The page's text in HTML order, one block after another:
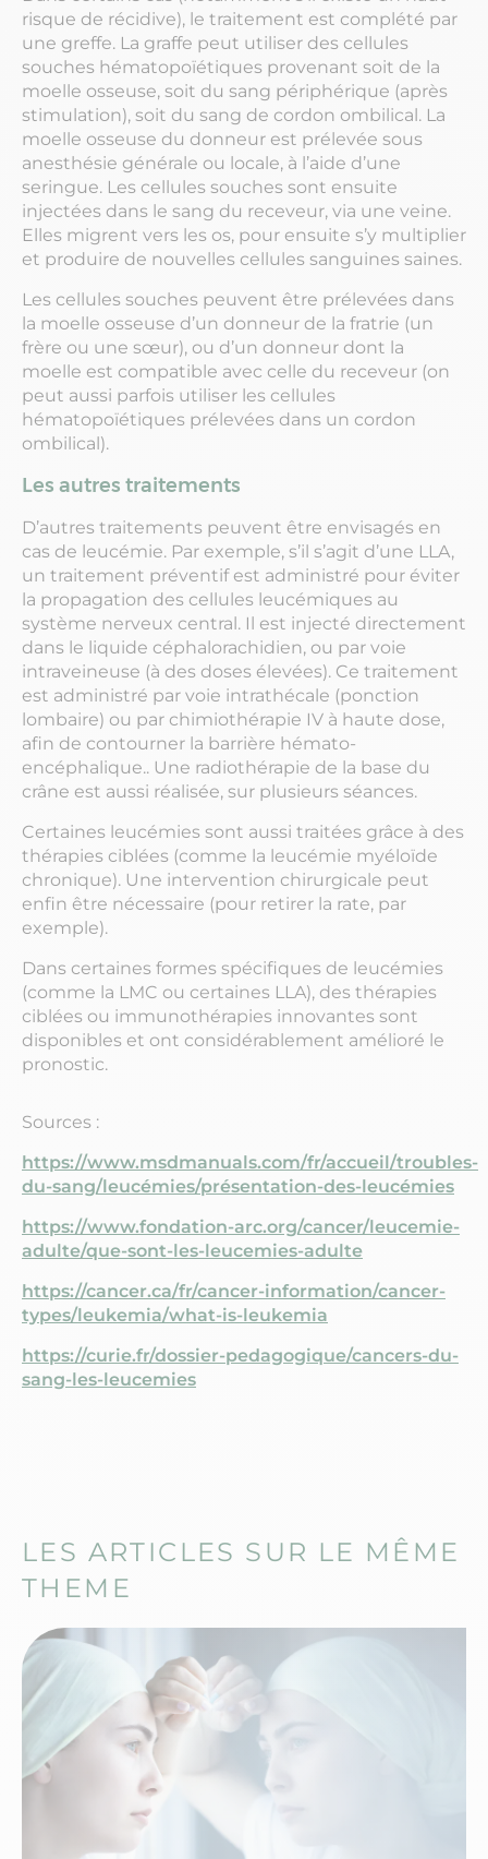
risque de récidive), le traitement est complété par
une greffe. La graffe peut utiliser des cellules
souches hématopoïétiques provenant soit de la
moelle osseuse, soit du sang périphérique (après
stimulation), soit du sang de cordon ombilical. La
moelle osseuse du donneur est prélevée sous
anesthésie générale ou locale, à l’aide d’une
seringue. Les cellules souches sont ensuite
injectées dans le sang du receveur, via une veine.
Elles migrent vers les os, pour ensuite s’y multiplier
et produire de nouvelles cellules sanguines saines.
Les cellules souches peuvent être prélevées dans
la moelle osseuse d’un donneur de la fratrie (un
frère ou une sœur), ou d’un donneur dont la
moelle est compatible avec celle du receveur (on
peut aussi parfois utiliser les cellules
hématopoïétiques prélevées dans un cordon
ombilical).
Les autres traitements
D’autres traitements peuvent être envisagés en
cas de leucémie. Par exemple, s’il s’agit d’une LLA,
un traitement préventif est administré pour éviter
la propagation des cellules leucémiques au
système nerveux central. Il est injecté directement
dans le liquide céphalorachidien, ou par voie
intraveineuse (à des doses élevées). Ce traitement
est administré par voie intrathécale (ponction
lombaire) ou par chimiothérapie IV à haute dose,
afin de contourner la barrière hémato-
encéphalique.. Une radiothérapie de la base du
crâne est aussi réalisée, sur plusieurs séances.
Certaines leucémies sont aussi traitées grâce à des
thérapies ciblées (comme la leucémie myéloïde
chronique). Une intervention chirurgicale peut
enfin être nécessaire (pour retirer la rate, par
exemple).
Dans certaines formes spécifiques de leucémies
(comme la LMC ou certaines LLA), des thérapies
ciblées ou immunothérapies innovantes sont
disponibles et ont considérablement amélioré le
pronostic.
Sources :
https://www.msdmanuals.com/fr/accueil/troubles-
du-sang/leucémies/présentation-des-leucémies
https://www.fondation-arc.org/cancer/leucemie-
adulte/que-sont-les-leucemies-adulte
https://cancer.ca/fr/cancer-information/cancer-
types/leukemia/what-is-leukemia
https://curie.fr/dossier-pedagogique/cancers-du-
sang-les-leucemies
LES ARTICLES SUR LE MÊME
THEME